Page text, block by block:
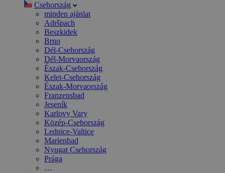
Csehország
minden ajánlat
Adršpach
Beszkidek
Brno
Dél-Csehország
Dél-Morvaország
Észak-Csehország
Kelet-Csehország
Észak-Morvaország
Franzensbad
Jeseník
Karlovy Vary
Közép-Csehország
Lednice-Valtice
Marienbad
Nyugat Csehország
Prága
…